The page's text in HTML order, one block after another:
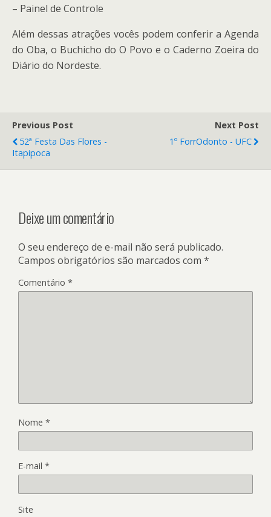
– Painel de Controle
Além dessas atrações vocês podem conferir a Agenda
do Oba, o Buchicho do O Povo e o Caderno Zoeira do
Diário do Nordeste.
Previous Post
52ª Festa Das Flores -
Itapipoca
Next Post
1º ForrOdonto - UFC
Deixe um comentário
O seu endereço de e-mail não será publicado.
Campos obrigatórios são marcados com *
Comentário *
Nome *
E-mail *
Site